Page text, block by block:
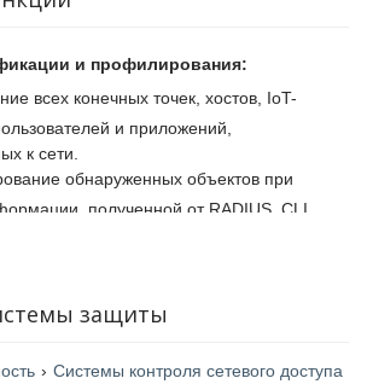
и профилирования:
всех конечных точек, хостов, IoT-
и приложений,
к сети.
обнаруженных объектов при
полученной от RADIUS, CLI,
с более чем 2 300 сетевыми
профилирования с возможностью
«и» / «или».
защиты
› Системы контроля сетевого доступа